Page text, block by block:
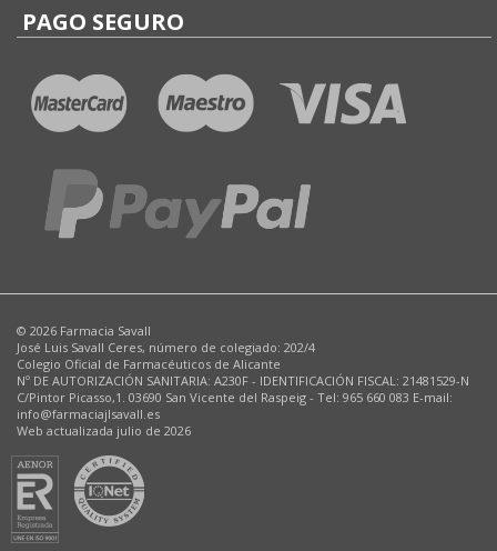
PAGO SEGURO
© 2026 Farmacia Savall
José Luis Savall Ceres, número de colegiado: 202/4
Colegio Oficial de Farmacéuticos de Alicante
Nº DE AUTORIZACIÓN SANITARIA: A230F - IDENTIFICACIÓN FISCAL: 21481529-N
C/Pintor Picasso,1. 03690 San Vicente del Raspeig - Tel: 965 660 083 E-mail:
info@farmaciajlsavall.es
Web actualizada julio de 2026